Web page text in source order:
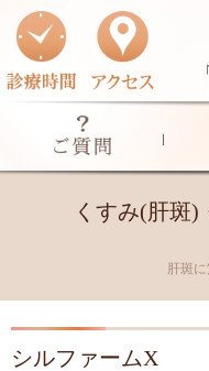
当院のご案内
アザ治療
ドクターズコスメ
くすみ(肝斑)
肝斑
シルファームX